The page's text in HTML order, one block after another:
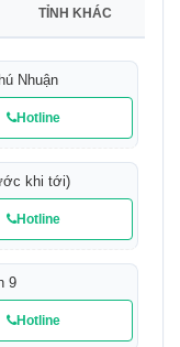
TỈNH KHÁC
Nhuận
Hotline
khi tới)
Hotline
9
Hotline